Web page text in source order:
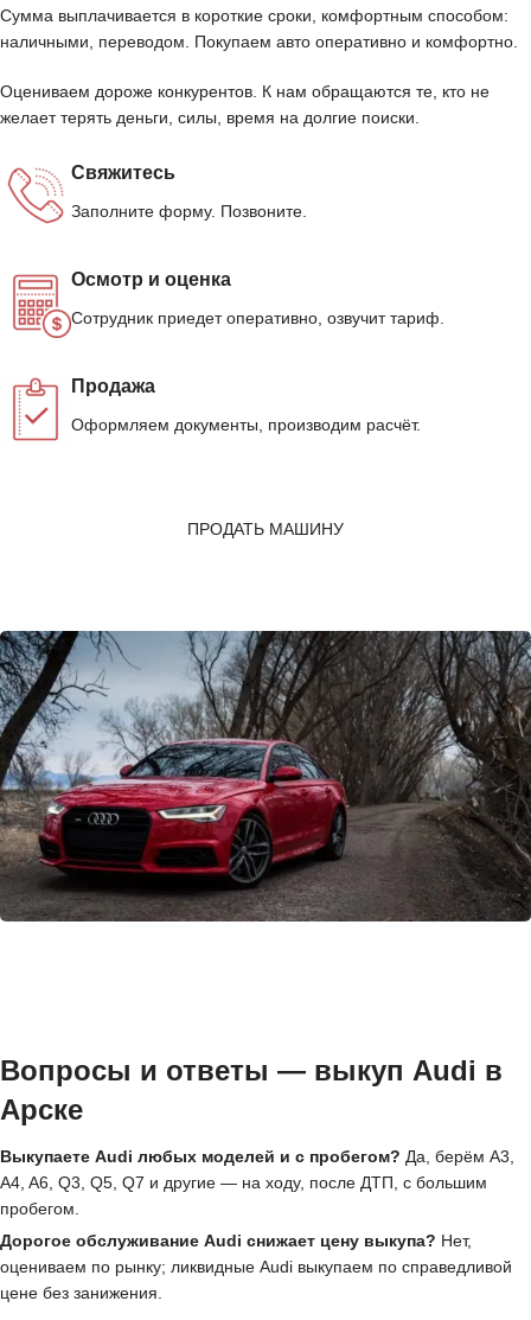
Сумма выплачивается в короткие сроки, комфортным способом:
наличными, переводом. Покупаем авто оперативно и комфортно.
Оцениваем дороже конкурентов. К нам обращаются те, кто не
желает терять деньги, силы, время на долгие поиски.
Свяжитесь
Заполните форму. Позвоните.
Осмотр и оценка
Сотрудник приедет оперативно, озвучит тариф.
Продажа
Оформляем документы, производим расчёт.
ПРОДАТЬ МАШИНУ
Вопросы и ответы — выкуп Audi в
Арске
Выкупаете Audi любых моделей и с пробегом? Да, берём A3,
A4, A6, Q3, Q5, Q7 и другие — на ходу, после ДТП, с большим
пробегом.
Дорогое обслуживание Audi снижает цену выкупа? Нет,
оцениваем по рынку; ликвидные Audi выкупаем по справедливой
цене без занижения.